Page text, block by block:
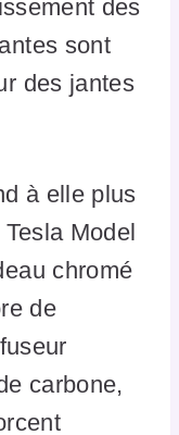
des
sont
des jantes
à elle plus
Tesla Model
chromé
de
carbone,